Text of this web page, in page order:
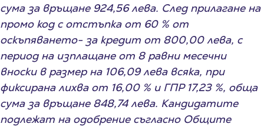
сума за връщане 924,56 лева. След прилагане на
промо код с отстъпка от 60 % от
оскъпяването- за кредит от 800,00 лева, с
период на изплащане от 8 равни месечни
вноски в размер на 106,09 лева всяка, при
фиксирана лихва от 16,00 % и ГПР 17,23 %, обща
сума за връщане 848,74 лева. Кандидатите
подлежат на одобрение съгласно Общите